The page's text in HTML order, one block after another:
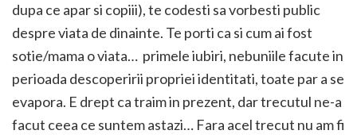
dupa ce apar si copiii), te codesti sa vorbesti public
despre viata de dinainte. Te porti ca si cum ai fost
sotie/mama o viata… primele iubiri, nebuniile facute in
perioada descoperirii propriei identitati, toate par a se
evapora. E drept ca traim in prezent, dar trecutul ne-a
facut ceea ce suntem astazi… Fara acel trecut nu am fi